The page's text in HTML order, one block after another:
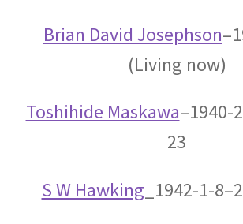
オーストリア関係の物理
【統計力学・波動関数を育
カール・セーガン：Carl
Brian David Josephson
(Living now)
Toshihide Maskawa–1940-
23
S W Hawking _1942-1-